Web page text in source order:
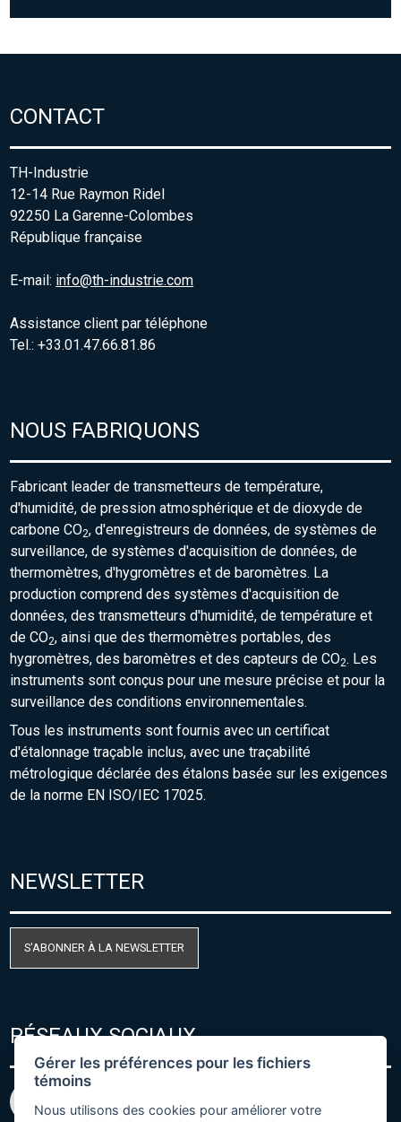
CONTACT
TH-Industrie
12-14 Rue Raymon Ridel
92250 La Garenne-Colombes
République française
E-mail: info@th-industrie.com
Assistance client par téléphone
Tel.: +33.01.47.66.81.86
NOUS FABRIQUONS
Fabricant leader de transmetteurs de température,
d'humidité, de pression atmosphérique et de dioxyde de
carbone CO2, d'enregistreurs de données, de systèmes de
surveillance, de systèmes d'acquisition de données, de
thermomètres, d'hygromètres et de baromètres. La
production comprend des systèmes d'acquisition de
données, des transmetteurs d'humidité, de température et
de CO2, ainsi que des thermomètres portables, des
hygromètres, des baromètres et des capteurs de CO2. Les
instruments sont conçus pour une mesure précise et pour la
surveillance des conditions environnementales.
Tous les instruments sont fournis avec un certificat
d'étalonnage traçable inclus, avec une traçabilité
métrologique déclarée des étalons basée sur les exigences
de la norme EN ISO/IEC 17025.
NEWSLETTER
S'ABONNER À LA NEWSLETTER
RÉSEAUX SOCIAUX
Gérer les préférences pour les fichiers
témoins
Nous utilisons des cookies pour améliorer votre